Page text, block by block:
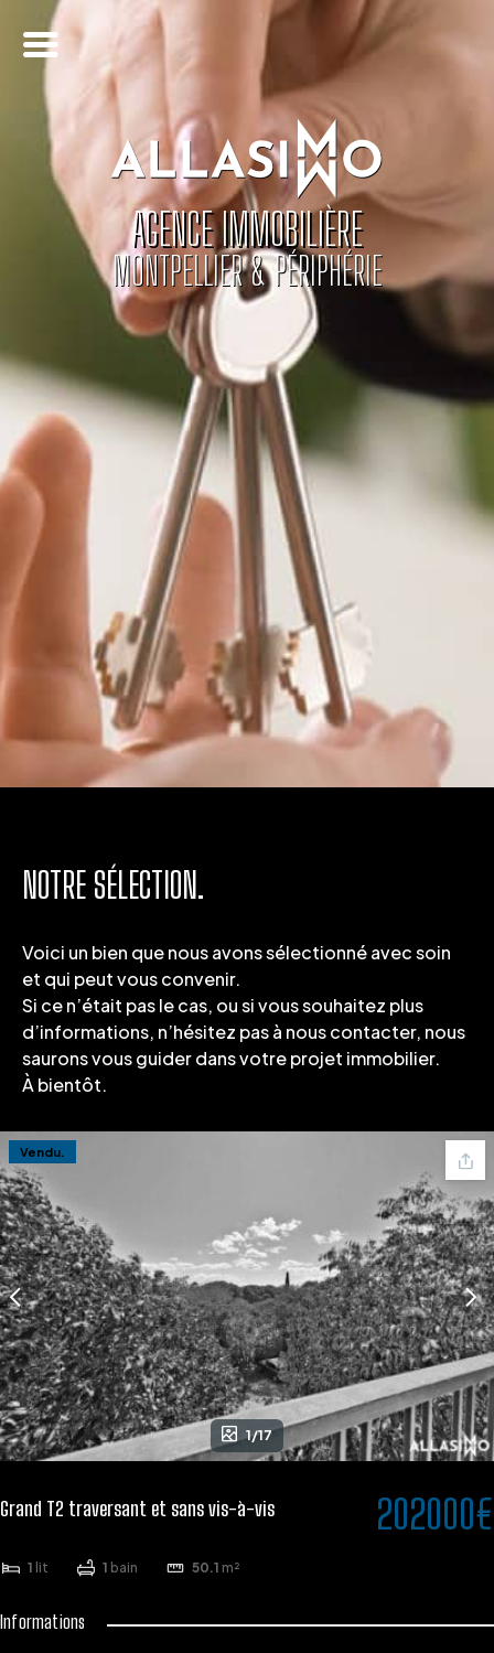
AGENCE IMMOBILIÈRE
MONTPELLIER & PÉRIPHÉRIE
NOTRE SÉLECTION.
Voici un bien que nous avons sélectionné avec soin
et qui peut vous convenir.
Si ce n’était pas le cas, ou si vous souhaitez plus
d’informations, n’hésitez pas à nous contacter, nous
saurons vous guider dans votre projet immobilier.
À bientôt.
Vendu.
1/17
Grand T2 traversant et sans vis-à-vis
1 lit 1 bain 50.1 m²
202000€
Informations